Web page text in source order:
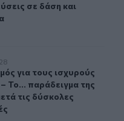
σε δάση και
ανέμους – Το...
για τους ισχυρούς
για τους ισχυρούς
Το... παράδειγμα της
τις δύσκολες